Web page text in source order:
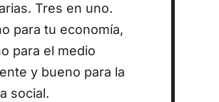
Tres en uno.
para tu economía,
para el medio
y bueno para la
social.